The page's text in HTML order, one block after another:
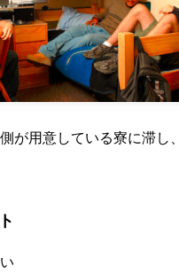
が用意している寮に滞